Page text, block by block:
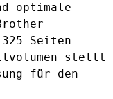
optimale
Seiten
stellt
für den